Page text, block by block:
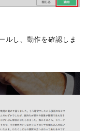
ルし、動作を確認しま